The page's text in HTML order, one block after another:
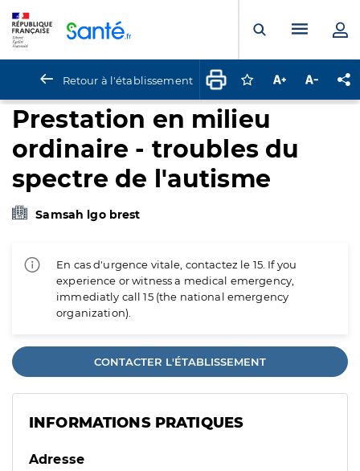
Ouvrir laMenu
Retour à l'établissement Connectez-vous
Augmenter la
Prestation en milieu
ordinaire - troubles du
spectre de l'autisme
Samsah lgo brest
En cas d'urgence vitale, contactez le 15. If you
experience or witness a medical emergency,
immediatly call 15 (the national emergency
organization).
CONTACTER L'ÉTABLISSEMENT
INFORMATIONS PRATIQUES
Adresse